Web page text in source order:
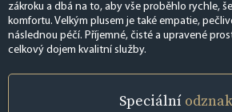
zákroku a dbá na to, aby vše proběhlo rychle,
komfortu. Velkým plusem je také empatie,
následnou péčí. Příjemné, čisté a upravené
celkový dojem kvalitní služby.
Speciální